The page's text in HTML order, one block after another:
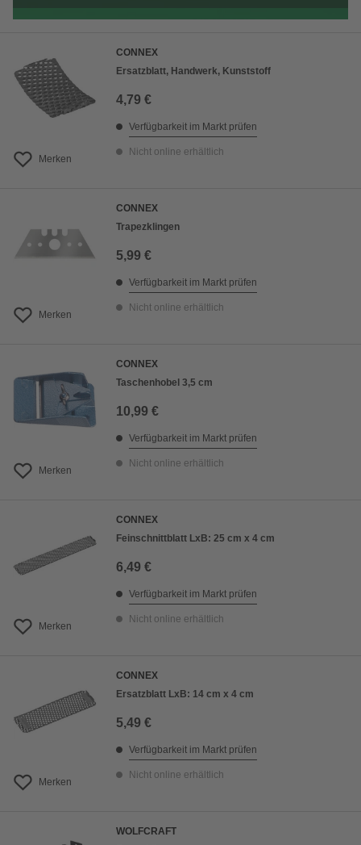
Merken
CONNEX
Ersatzblatt, Handwerk, Kunststoff
4,79 €
Verfügbarkeit im Markt prüfen
Nicht online erhältlich
Merken
CONNEX
Trapezklingen
5,99 €
Verfügbarkeit im Markt prüfen
Nicht online erhältlich
Merken
CONNEX
Taschenhobel 3,5 cm
10,99 €
Verfügbarkeit im Markt prüfen
Nicht online erhältlich
Merken
CONNEX
Feinschnittblatt LxB: 25 cm x 4 cm
6,49 €
Verfügbarkeit im Markt prüfen
Nicht online erhältlich
Merken
CONNEX
Ersatzblatt LxB: 14 cm x 4 cm
5,49 €
Verfügbarkeit im Markt prüfen
Nicht online erhältlich
WOLFCRAFT